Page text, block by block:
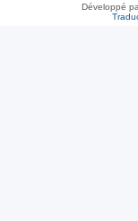
Développé